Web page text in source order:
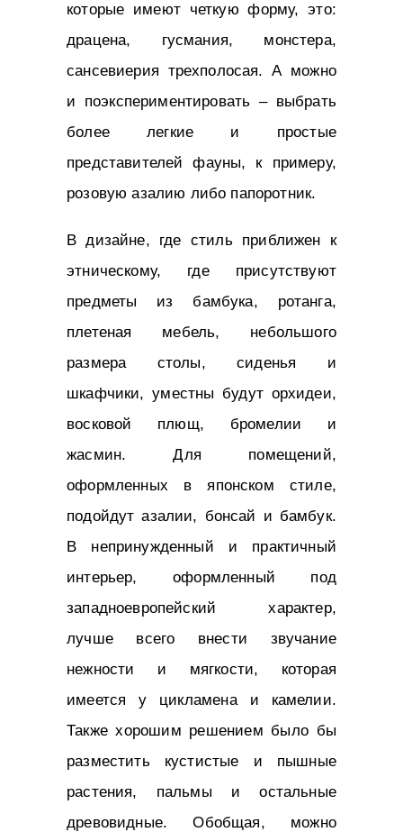
которые имеют четкую форму, это:
драцена, гусмания, монстера,
сансевиерия трехполосая. А можно
и поэкспериментировать – выбрать
более легкие и простые
представителей фауны, к примеру,
розовую азалию либо папоротник.
В дизайне, где стиль приближен к
этническому, где присутствуют
предметы из бамбука, ротанга,
плетеная мебель, небольшого
размера столы, сиденья и
шкафчики, уместны будут орхидеи,
восковой плющ, бромелии и
жасмин. Для помещений,
оформленных в японском стиле,
подойдут азалии, бонсай и бамбук.
В непринужденный и практичный
интерьер, оформленный под
западноевропейский характер,
лучше всего внести звучание
нежности и мягкости, которая
имеется у цикламена и камелии.
Также хорошим решением было бы
разместить кустистые и пышные
растения, пальмы и остальные
древовидные. Обобщая, можно